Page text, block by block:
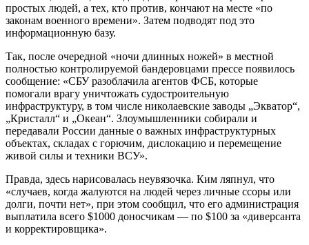
простых людей, а тех, кто против, кончают на месте «по
законам военного времени». Затем подводят под это
информационную базу.
Так, после очередной «ночи длинных ножей» в местной
полностью контролируемой бандеровцами прессе появилось
сообщение: «СБУ разоблачила агентов ФСБ, которые
помогали врагу уничтожать судостроительную
инфраструктуру, в том числе николаевские заводы „Экватор“,
„Кристалл“ и „Океан“. Злоумышленники собирали и
передавали России данные о важных инфраструктурных
объектах, складах с горючим, дислокацию и перемещение
живой силы и техники ВСУ».
Правда, здесь нарисовалась неувязочка. Ким ляпнул, что
«случаев, когда жалуются на людей через личные ссоры или
долги, почти нет», при этом сообщил, что его администрация
выплатила всего $1000 доносчикам — по $100 за «диверсанта
и корректировщика».